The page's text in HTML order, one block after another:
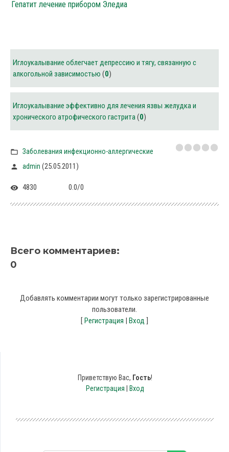
Гепатит лечение прибором Эледиа
Иглоукалывание облегчает депрессию и тягу, связанную с
алкогольной зависимостью (0)
Иглоукалывание эффективно для лечения язвы желудка и
хронического атрофического гастрита(0)
Заболевания инфекционно-аллергические
admin (25.05.2011)
4830 0.0/0
Всего комментариев:
0
Добавлять комментарии могут только зарегистрированные
пользователи.
[Регистрация | Вход ]
Приветствую Вас, Гость!
Регистрация
Вход